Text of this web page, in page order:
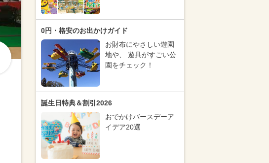
0円・格安のお出かけガイド
お財布にやさしい遊園
地や、 遊具がすごい公
園をチェック！
誕生日特典＆割引2026
おでかけバースデーア
イデア20選